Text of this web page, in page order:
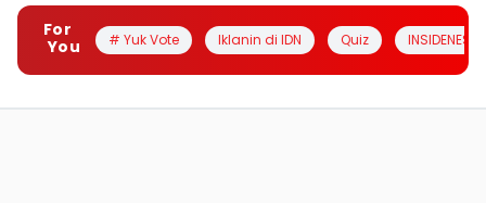
For
You
# Yuk Vote Iklanin di IDN Quiz INSIDENESIA